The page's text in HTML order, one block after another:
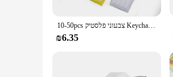
10-50pcs צבעוני פלסטיק Keychain מפתח תגיות תווית עם פיצול טבעת עבור DIY ממוספר שם כבודת תג מזהה תווית שם תגיות
₪6.35